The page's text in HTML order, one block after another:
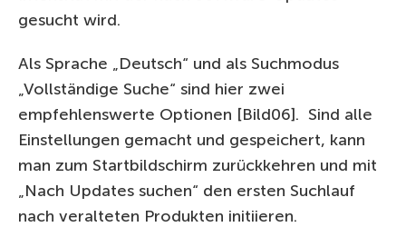
gesucht wird.
Als Sprache „Deutsch“ und als Suchmodus
„Vollständige Suche“ sind hier zwei
empfehlenswerte Optionen [Bild06]. Sind alle
Einstellungen gemacht und gespeichert, kann
man zum Startbildschirm zurückkehren und mit
„Nach Updates suchen“ den ersten Suchlauf
nach veralteten Produkten initiieren.